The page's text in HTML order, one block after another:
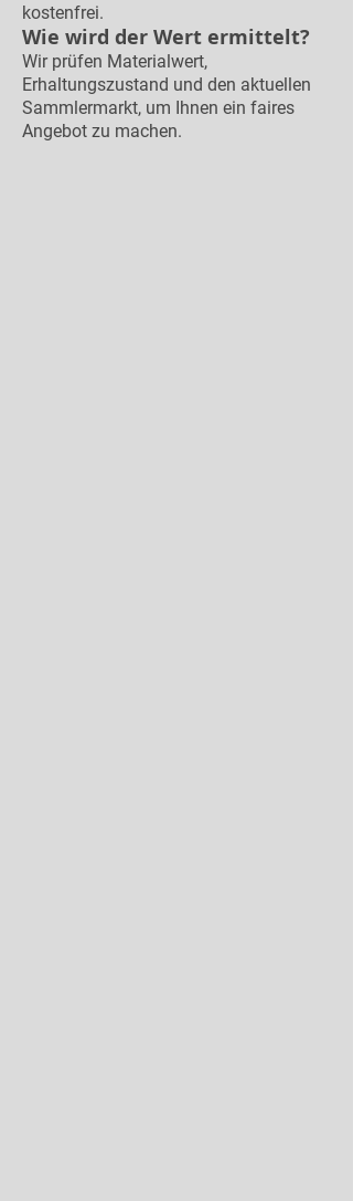
kostenfrei.
Wie wird der Wert ermittelt?
Wir prüfen Materialwert,
Erhaltungszustand und den aktuellen
Sammlermarkt, um Ihnen ein faires
Angebot zu machen.